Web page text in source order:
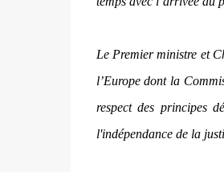
Le Premier ministre et
l’Europe dont la
respect des principes
l'indépendance de la